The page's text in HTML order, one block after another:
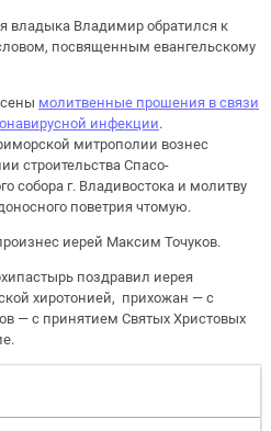
владыка Владимир обратился к
посвященным евангельскому
молитвенные прошения в связи
инфекции.
митрополии вознес
строительства Спасо-
собора г. Владивостока и молитву
поветрия чтомую.
иерей Максим Точуков.
поздравил иерея
хиротонией, прихожан — с
— с принятием Святых Христовых